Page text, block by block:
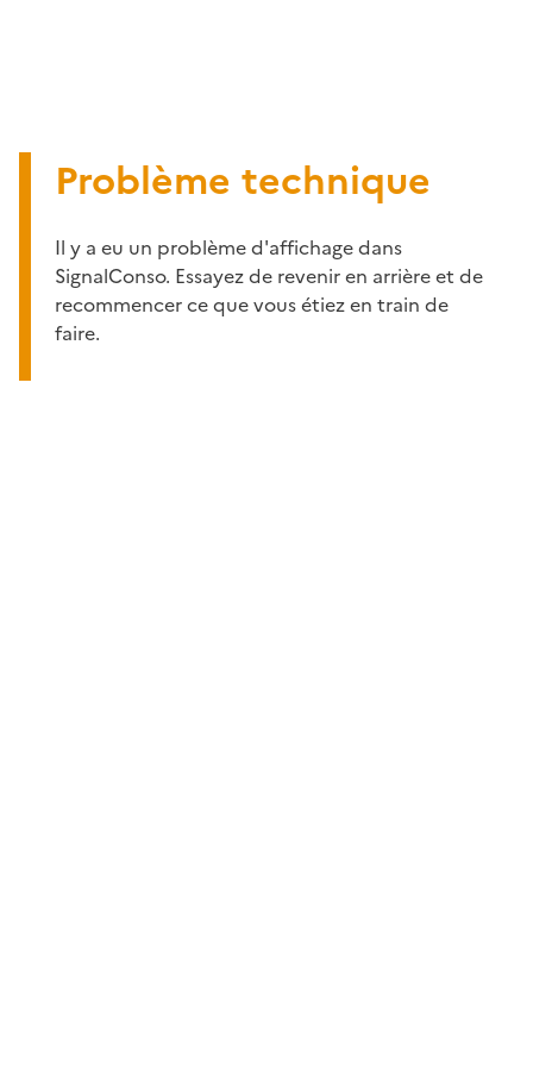
Problème technique
Il y a eu un problème d'affichage dans
SignalConso. Essayez de revenir en arrière et de
recommencer ce que vous étiez en train de
faire.